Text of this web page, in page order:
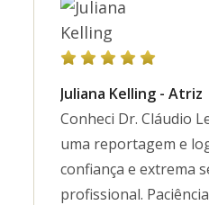
Juliana Kelling - Atriz
Conheci Dr. Cláudio
uma reportagem e
confiança e extrema
profissional.